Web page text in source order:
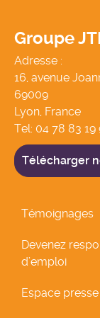
Groupe JTI
Adresse :
16, avenue
69009
Lyon, France
Tel: 04 78 83 19
Télécharger
Témoignages
Devenez
d’emploi
Espace presse